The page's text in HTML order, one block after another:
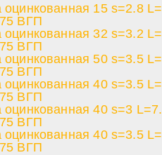
оцинкованная 15 s=2.8
ВГП
оцинкованная 32 s=3.2
ВГП
оцинкованная 50 s=3.5
ВГП
оцинкованная 40 s=3.5
ВГП
оцинкованная 40 s=3
ВГП
оцинкованная 40 s=3.5
ВГП